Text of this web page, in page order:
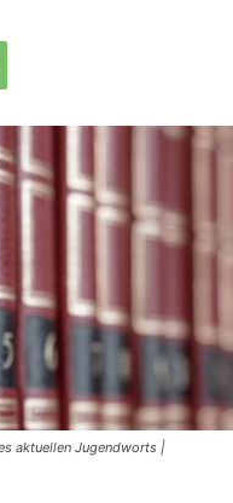
aktuellen Jugendworts |